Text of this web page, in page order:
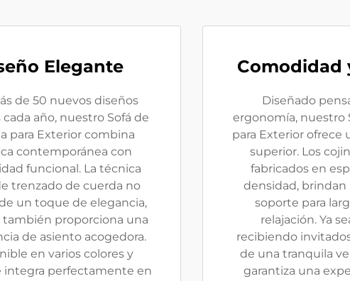
Elegante
de 50 nuevos diseños
cada año, nuestro Sofá de
para Exterior combina
contemporánea con
funcional. La técnica
trenzado de cuerda no
un toque de elegancia,
también proporciona una
de asiento acogedora.
en varios colores y
integra perfectamente en
Comodidad
Diseñado
ergonomía, nuestro
para Exterior ofrece
superior. Los
fabricados en
densidad,
soporte para
relajación. Ya
recibiendo
de una tranquila
garantiza una